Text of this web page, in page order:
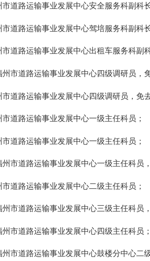
道路运输事业发展中心安全服务科副科
道路运输事业发展中心驾培服务科副科
道路运输事业发展中心出租车服务科副
市道路运输事业发展中心四级调研员，
道路运输事业发展中心四级调研员，免
道路运输事业发展中心一级主任科员；
道路运输事业发展中心一级主任科员；
市道路运输事业发展中心一级主任科员
道路运输事业发展中心二级主任科员；
市道路运输事业发展中心三级主任科员
市道路运输事业发展中心四级主任科员；
市道路运输事业发展中心鼓楼分中心二